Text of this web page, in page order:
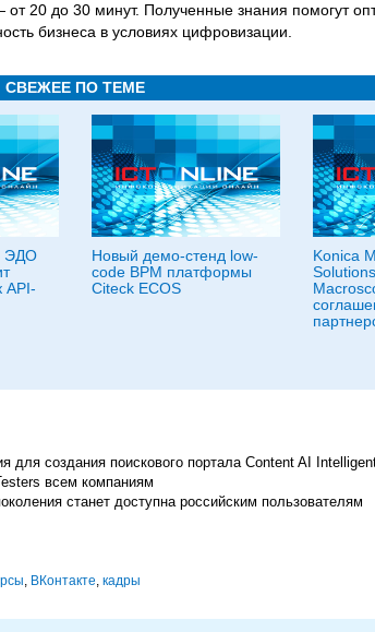
20 до 30 минут. Полученные знания помогут
бизнеса в условиях цифровизации.
СВЕЖЕЕ ПО ТЕМЕ
ЭДО
API-
Новый демо-стенд low-
code BPM платформы
Citeck ECOS
Konica
для создания поискового портала Content AI
всем компаниям
станет доступна российским пользователям
, ВКонтакте, кадры